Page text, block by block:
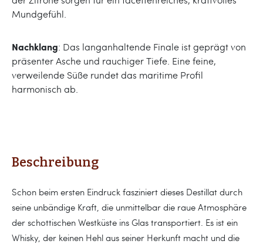
Mundgefühl.
Nachklang: Das langanhaltende Finale ist geprägt von
präsenter Asche und rauchiger Tiefe. Eine feine,
verweilende Süße rundet das maritime Profil
harmonisch ab.
Beschreibung
Schon beim ersten Eindruck fasziniert dieses Destillat durch
seine unbändige Kraft, die unmittelbar die raue Atmosphäre
der schottischen Westküste ins Glas transportiert. Es ist ein
Whisky, der keinen Hehl aus seiner Herkunft macht und die